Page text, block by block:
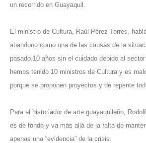
un recorrido en Guayaquil.
El ministro de Cultura, Raúl Pérez Torres,
abandono como una de las causas de la
pasado 10 años sin el cuidado debido al
hemos tenido 10 ministros de Cultura y es
porque se proponen proyectos y de repente
Para el historiador de arte guayaquileño,
es de fondo y va más allá de la falta de
apenas una “evidencia” de la crisis.